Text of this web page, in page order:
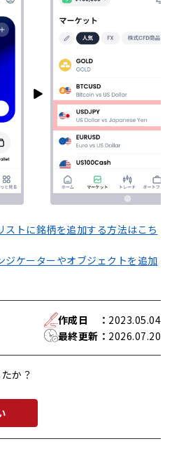
ストに銘柄を追加する方法はこち
ジケーターやオブジェクトを追加
作成日 ： 2023.05.04
最終更新 ： 2026.07.20
か？